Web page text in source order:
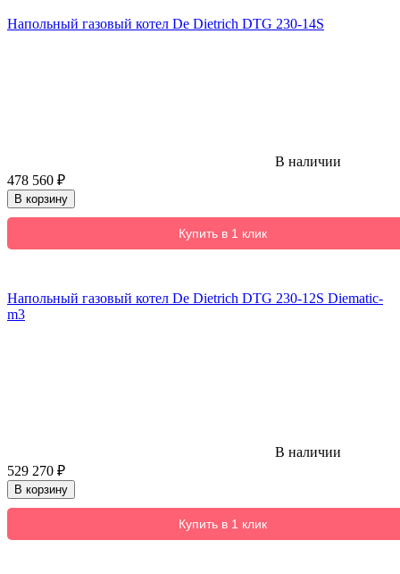
Напольный газовый котел De Dietrich DTG 230-14S
В наличии
478 560 ₽
В корзину
Купить в 1 клик
Напольный газовый котел De Dietrich DTG 230-12S Diematic-
m3
В наличии
529 270 ₽
В корзину
Купить в 1 клик